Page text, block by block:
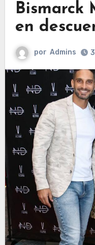
Bismarck
en
por Admins